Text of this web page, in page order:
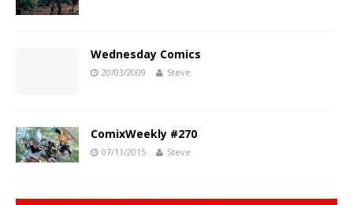
Wednesday Comics
20/03/2009 Steve
ComixWeekly #270
07/11/2015 Steve